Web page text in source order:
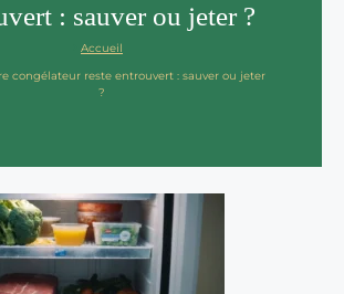
: sauver ou jeter ?
Accueil
congélateur reste entrouvert : sauver ou jeter
?